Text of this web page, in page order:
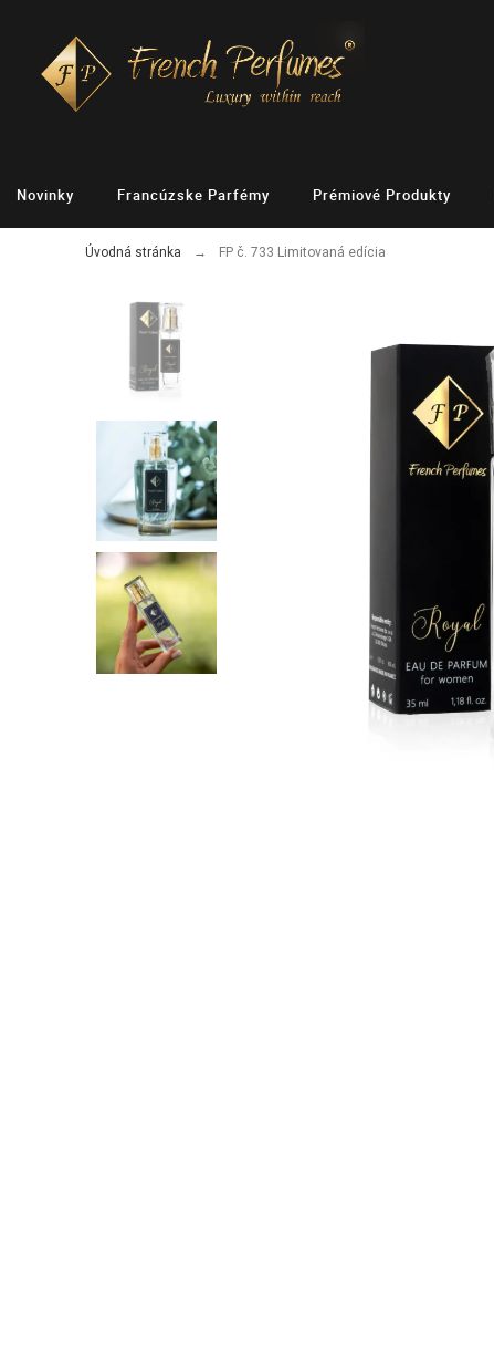
Novinky Francúzske Parfémy Prémiové Produkty
Úvodná stránka FP č. 733 Limitovaná edícia